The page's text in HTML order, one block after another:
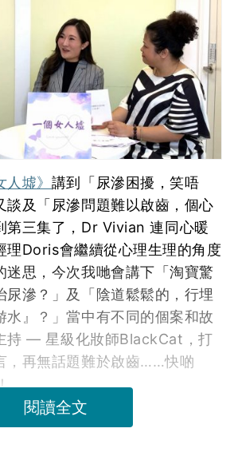
墟》 講到「尿滲困擾，笑唔
談及「尿滲問題難以啟齒，個心
第三集了，Dr Vivian 連同心暖
理Doris會繼續從心理生理的角度
迷思，今次我哋會講下「淘寶驚
尿滲？」及「陰道鬆鬆的，行埋
水』？」當中有不同的個案和故
持 — 星級化妝師BlackCat，打
，再無話題難於啟齒……快啲
閱讀全文